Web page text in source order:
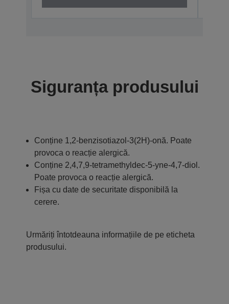
Siguranța produsului
Conține 1,2-benzisotiazol-3(2H)-onă. Poate
provoca o reacție alergică.
Conține 2,4,7,9-tetramethyldec-5-yne-4,7-diol.
Poate provoca o reacție alergică.
Fișa cu date de securitate disponibilă la
cerere.
Urmăriți întotdeauna informațiile de pe eticheta
produsului.